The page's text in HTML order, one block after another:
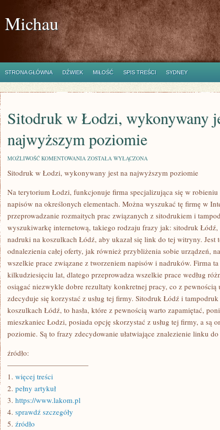
Michau
STRONA GŁÓWNA DŹWIEK MIŁOŚĆ SPIS TREŚCI SYDNEY
Sitodruk w Łodzi, wykonywany
najwyższym poziomie
MOŻLIWOŚĆ KOMENTOWANIA SITODRUK
ŁODZI,
WYKONYWANY
NA
NAJWYŻSZYM
ZOSTAŁA WYŁĄCZONA
Sitodruk w Łodzi, wykonywany jest na najwyższym poziomie
Na terytorium Łodzi, funkcjonuje firma specjalizująca się w
napisów na określonych elementach. Można wyszukać tę firmę w
przeprowadzanie rozmaitych prac związanych z sitodrukiem i
wyszukiwarkę internetową, takiego rodzaju frazy jak: sitodruk
nadruki na koszulkach Łódź, aby ukazał się link do tej witryny. Jest
odnalezienia całej oferty, jak również przybliżenia sobie urządzeń,
wszelkie prace związane z tworzeniem napisów i nadruków. Firma
kilkudziesięciu lat, dlatego przeprowadza wszelkie prace według
osiągać niezwykle dobre rezultaty konkretnej pracy, co z
zdecyduje się korzystać z usług tej firmy. Sitodruk Łódź i
koszulkach Łódź, to hasła, które z pewnością warto zapamiętać,
mieszkaniec Łodzi, posiada opcję skorzystać z usług tej firmy, a są
poziomie. Są to frazy zdecydowanie ułatwiające znalezienie linku
źródło:
———————————
1. więcej treści
2. pełny artykuł
3. https://www.lakom.pl
4. sprawdź szczegóły
5. źródło